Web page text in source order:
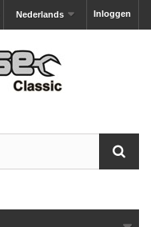
Inloggen
Nederlands